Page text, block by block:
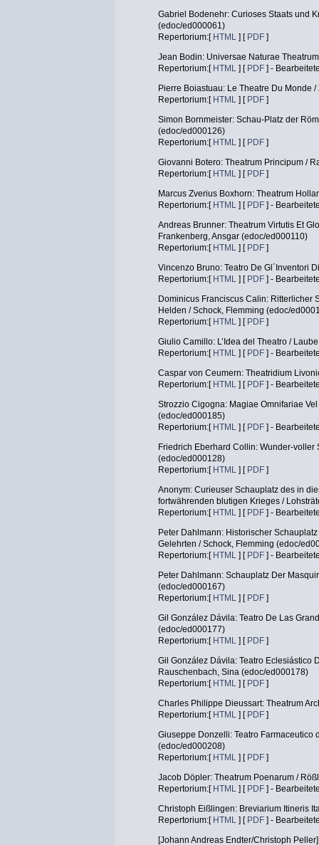
Gabriel Bodenehr: Curioses Staats und
(edoc/ed000061)
Repertorium:[HTML ] [PDF ]
Jean Bodin: Universae Naturae
Repertorium:[HTML ] [PDF ] -
Pierre Boiastuau: Le Theatre Du Monde
Repertorium:[HTML ] [PDF ]
Simon Bornmeister: Schau-Platz der
(edoc/ed000126)
Repertorium:[HTML ] [PDF ]
Giovanni Botero: Theatrum Principum /
Repertorium:[HTML ] [PDF ]
Marcus Zverius Boxhorn: Theatrum
Repertorium:[HTML ] [PDF ] -
Andreas Brunner: Theatrum Virtutis Et
Frankenberg, Ansgar (edoc/ed000110)
Repertorium:[HTML ] [PDF ]
Vincenzo Bruno: Teatro De Gl´Inventori
Repertorium:[HTML ] [PDF ] -
Dominicus Franciscus Calin: Ritterlicher
Helden / Schock, Flemming (edoc/
Repertorium:[HTML ] [PDF ]
Giulio Camillo: L’Idea del Theatro /
Repertorium:[HTML ] [PDF ] -
Caspar von Ceumern: Theatridium
Repertorium:[HTML ] [PDF ] -
Strozzio Cigogna: Magiae Omnifariae
(edoc/ed000185)
Repertorium:[HTML ] [PDF ] -
Friedrich Eberhard Collin: Wunder-
(edoc/ed000128)
Repertorium:[HTML ] [PDF ]
Anonym: Curieuser Schauplatz des in
fortwährenden blutigen Krieges /
Repertorium:[HTML ] [PDF ] -
Peter Dahlmann: Historischer
Gelehrten / Schock, Flemming (edoc/
Repertorium:[HTML ] [PDF ] -
Peter Dahlmann: Schauplatz Der
(edoc/ed000167)
Repertorium:[HTML ] [PDF ]
Gil González Dávila: Teatro De Las
(edoc/ed000177)
Repertorium:[HTML ] [PDF ]
Gil González Dávila: Teatro Eclesiástico
Rauschenbach, Sina (edoc/ed000178)
Repertorium:[HTML ] [PDF ]
Charles Philippe Dieussart: Theatrum
Repertorium:[HTML ] [PDF ]
Giuseppe Donzelli: Teatro Farmaceutico
(edoc/ed000208)
Repertorium:[HTML ] [PDF ]
Jacob Döpler: Theatrum Poenarum /
Repertorium:[HTML ] [PDF ] -
Christoph Eißlingen: Breviarium Itineris
Repertorium:[HTML ] [PDF ] -
[Johann Andreas Endter/Christoph